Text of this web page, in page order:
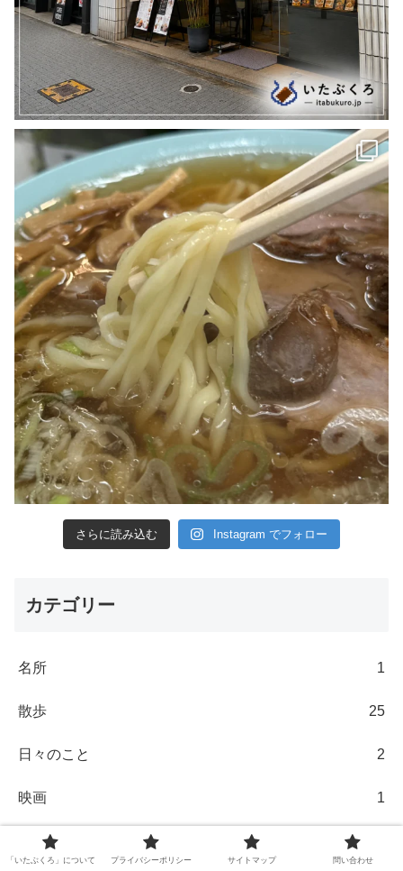
さらに読み込む Instagram でフォロー
カテゴリー
名所 1
散歩 25
日々のこと 2
映画 1
激辛
「いたぶくろ」について プライバシーポリシー サイトマップ 問い合わせ